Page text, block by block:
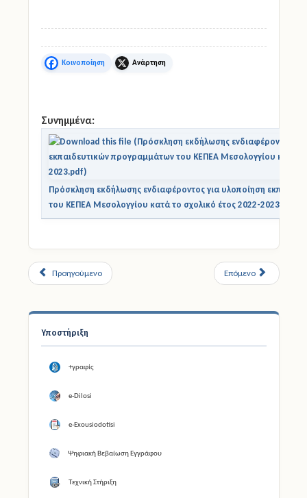
Υποστήριξη
+γραφίς
e-Dilosi
e-Exousiodotisi
Ψηφιακή Βεβαίωση Εγγράφου
Τεχνική Στήριξη
Facebook X
Συνημμένα:
Πρόσκληση εκδήλωσης ενδιαφέροντος για υλοποίηση
του ΚΕΠΕΑ Μεσολογγίου κατά το σχολικό έτος 2022-2023.pdf
Προηγούμενο Επόμενο